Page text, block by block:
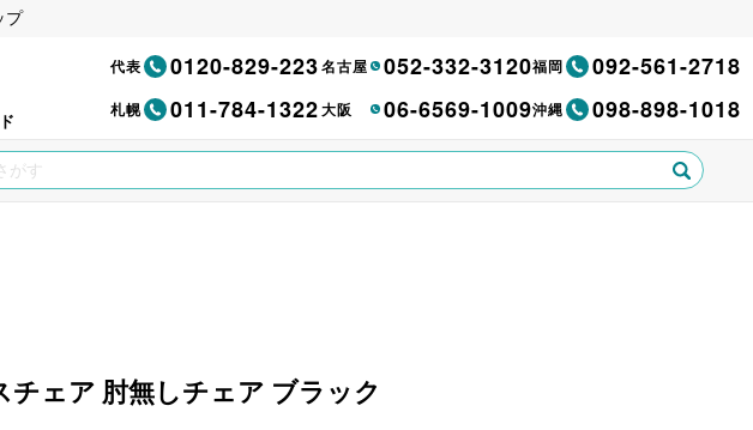
プ
代表 0120-829-223名古屋 052-332-3120福岡 092-561-2718
札幌 011-784-1322大阪 06-6569-1009沖縄 098-898-1018
チェア 肘無しチェア ブラック